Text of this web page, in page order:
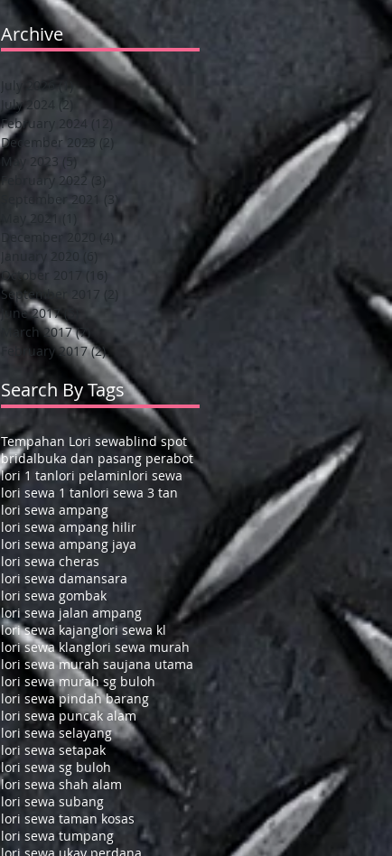
Archive
July 2026 (1)1 post
July 2024
(2)
2 posts
February 2024
12 posts
December 2023
(2)
May 2023
(5)
February 2022
September 2021
3 posts
May 2021
December 2020
4 posts
6 posts
October 2017
(16)
September 2017
June 2017 (5)
March 2017 (7)
February 2017 (2)2 posts
Search By Tags
Tempahan Lori sewablind spot
bridalbuka dan pasang perabot
lori 1 tanlori pelaminlori sewa
lori sewa 1 tanlori sewa 3 tan
lori sewa ampang
lori sewa ampang hilir
lori sewa ampang jaya
lori sewa cheras
lori sewa damansara
lori sewa gombak
lori sewa jalan ampang
lori sewa kajanglori sewa kl
lori sewa klanglori sewa murah
lori sewa murah saujana utama
lori sewa murah sg buloh
lori sewa pindah barang
lori sewa puncak alam
lori sewa selayang
lori sewa setapak
lori sewa sg buloh
lori sewa shah alam
lori sewa subang
lori sewa taman kosas
lori sewa tumpang